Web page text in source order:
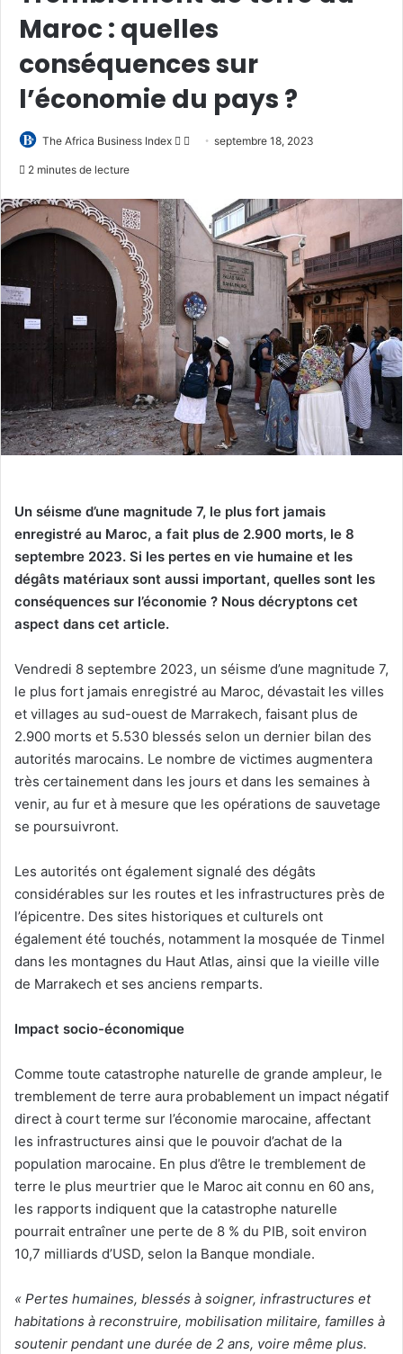
Maroc : quelles
conséquences sur
l’économie du pays ?
The Africa Business Index
Follow
Envoyerseptembre 18, 2023
2 minutes de lecture
Un séisme d’une magnitude 7, le plus fort jamais
enregistré au Maroc, a fait plus de 2.900 morts, le 8
septembre 2023. Si les pertes en vie humaine et les
dégâts matériaux sont aussi important, quelles sont les
conséquences sur l’économie ? Nous décryptons cet
aspect dans cet article.
Vendredi 8 septembre 2023, un séisme d’une magnitude 7,
le plus fort jamais enregistré au Maroc, dévastait les villes
et villages au sud-ouest de Marrakech, faisant plus de
2.900 morts et 5.530 blessés selon un dernier bilan des
autorités marocains. Le nombre de victimes augmentera
très certainement dans les jours et dans les semaines à
venir, au fur et à mesure que les opérations de sauvetage
se poursuivront.
Les autorités ont également signalé des dégâts
considérables sur les routes et les infrastructures près de
l’épicentre. Des sites historiques et culturels ont
également été touchés, notamment la mosquée de Tinmel
dans les montagnes du Haut Atlas, ainsi que la vieille ville
de Marrakech et ses anciens remparts.
Impact socio-économique
Comme toute catastrophe naturelle de grande ampleur, le
tremblement de terre aura probablement un impact négatif
direct à court terme sur l’économie marocaine, affectant
les infrastructures ainsi que le pouvoir d’achat de la
population marocaine. En plus d’être le tremblement de
terre le plus meurtrier que le Maroc ait connu en 60 ans,
les rapports indiquent que la catastrophe naturelle
pourrait entraîner une perte de 8 % du PIB, soit environ
10,7 milliards d’USD, selon la Banque mondiale.
« Pertes humaines, blessés à soigner, infrastructures et
habitations à reconstruire, mobilisation militaire, familles à
soutenir pendant une durée de 2 ans, voire même plus.